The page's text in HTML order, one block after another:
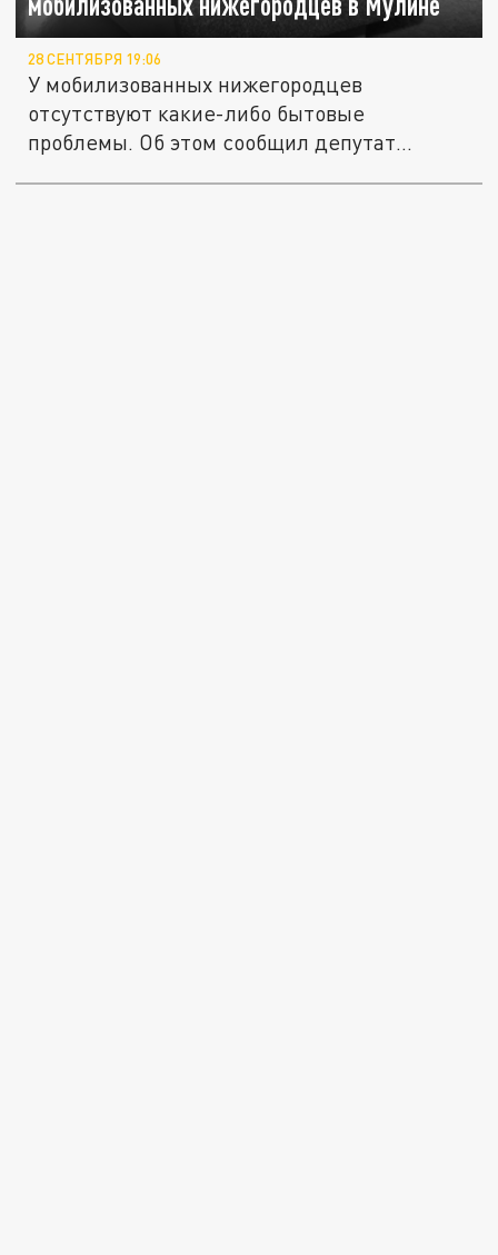
28 СЕНТЯБРЯ 19:06
У мобилизованных нижегородцев
отсутствуют какие-либо бытовые
проблемы. Об этом сообщил депутат